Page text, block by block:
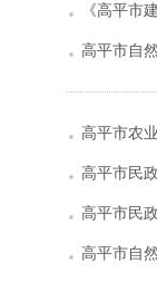
《高平市
高平市自
高平市农
高平市民
高平市民
高平市自